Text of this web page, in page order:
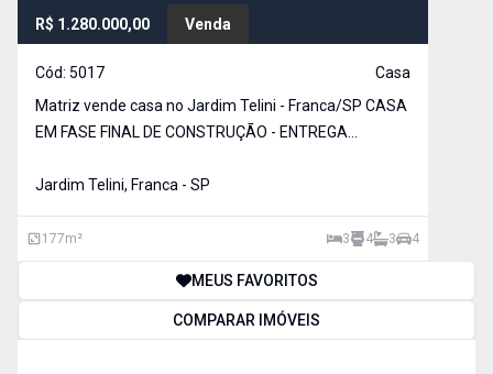
R$ 1.280.000,00 Venda
Cód: 5017
Casa
Matriz vende casa no Jardim Telini - Franca/SP CASA
EM FASE FINAL DE CONSTRUÇÃO - ENTREGA
bairro novo, com grande valorização e diversas casas
Avenida C
Jardim Telini, Franca - SP
177m² 3 4 3 4
MEUS FAVORITOS
COMPARAR IMÓVEIS